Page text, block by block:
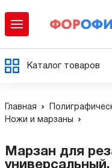
Каталог товаров
Главная
Ножи и марзаны
Марзан для резаков
универсальный,